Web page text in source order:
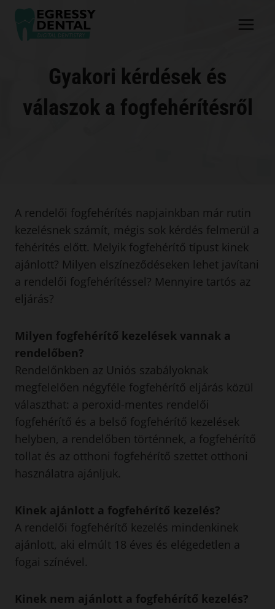
Skip
content
Gyakori kérdések és
válaszok a fogfehérítésről
A rendelői fogfehérítés napjainkban már rutin
kezelésnek számít, mégis sok kérdés felmerül a
fehérítés előtt. Melyik fogfehérítő típust kinek
ajánlott? Milyen elszíneződéseken lehet javítani
a rendelői fogfehérítéssel? Mennyire tartós az
eljárás?
Milyen fogfehérítő kezelések vannak a
rendelőben?
Rendelőnkben az Uniós szabályoknak
megfelelően négyféle fogfehérítő eljárás közül
választhat: a peroxid-mentes rendelői
fogfehérítő és a belső fogfehérítő kezelések
helyben, a rendelőben történnek, a fogfehérítő
tollat és az otthoni fogfehérítő szettet otthoni
használatra ajánljuk.
Kinek ajánlott a fogfehérítő kezelés?
A rendelői fogfehérítő kezelés mindenkinek
ajánlott, aki elmúlt 18 éves és elégedetlen a
fogai színével.
Kinek nem ajánlott a fogfehérítő kezelés?